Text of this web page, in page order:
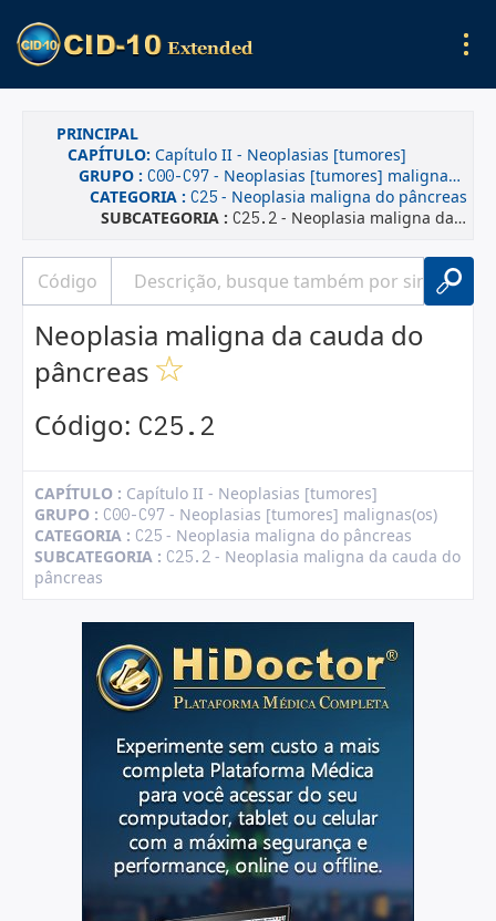
PRINCIPAL
CAPÍTULO: Capítulo II - Neoplasias [tumores]
GRUPO : C00-C97 - Neoplasias [tumores] malignas(os)
CATEGORIA : C25 - Neoplasia maligna do pâncreas
SUBCATEGORIA : C25.2 - Neoplasia maligna da cauda do pâncreas
Neoplasia maligna da cauda do
pâncreas
Código: C25.2
CAPÍTULO : Capítulo II - Neoplasias [tumores]
GRUPO : C00-C97 - Neoplasias [tumores] malignas(os)
CATEGORIA : C25 - Neoplasia maligna do pâncreas
SUBCATEGORIA : C25.2 - Neoplasia maligna da cauda do
pâncreas